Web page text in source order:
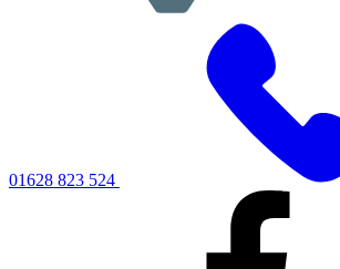
01628 823 524